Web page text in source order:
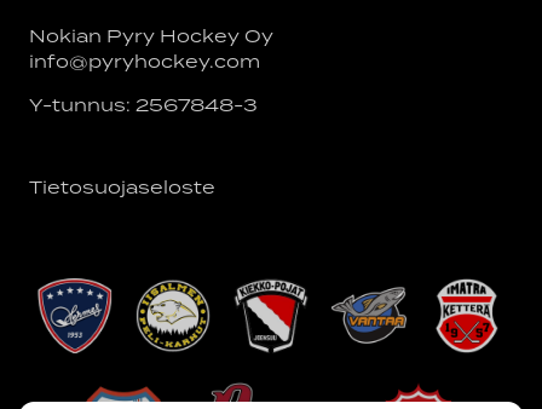
Nokian Pyry Hockey Oy
info@pyryhockey.com
Y-tunnus: 2567848-3
Tietosuojaseloste